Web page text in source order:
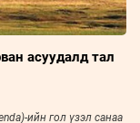
асуудалд тал
ийн гол үзэл санаа